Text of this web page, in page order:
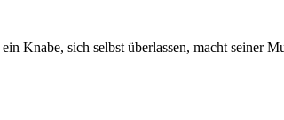
Knabe, sich selbst überlassen, macht seiner